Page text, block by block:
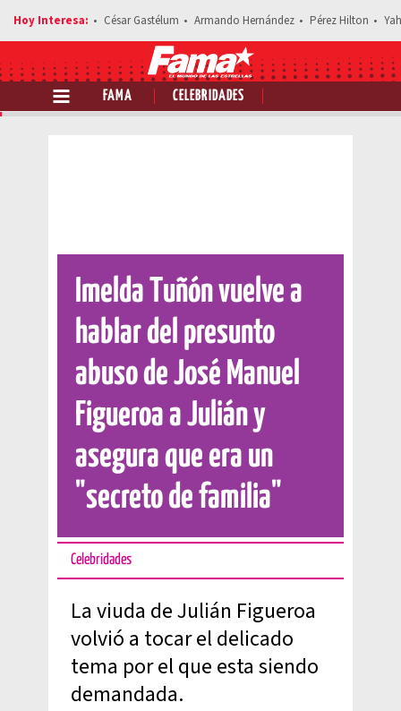
César Gastélum Armando Hernández Pérez Hilton
FAMA CELEBRIDADES
Comparte esta noticia
Imelda Tuñón vuelve a
hablar del presunto
abuso de José Manuel
Figueroa a Julián y
asegura que era un
"secreto de familia"
Celebridades
La viuda de Julián Figueroa
volvió a tocar el delicado
tema por el que esta siendo
demandada.